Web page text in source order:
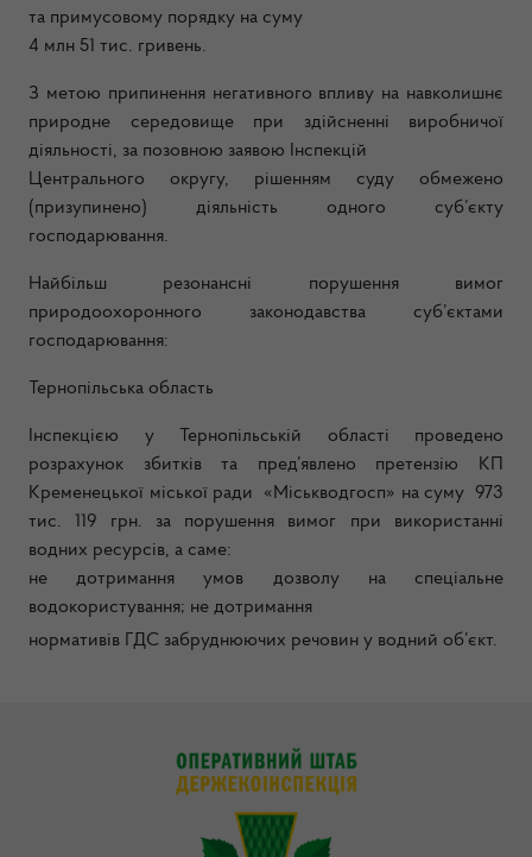
та примусовому порядку на суму
4 млн 51 тис. гривень.
З метою припинення негативного впливу на навколишнє
природне середовище при здійсненні виробничої
діяльності, за позовною заявою Інспекцій
Центрального округу, рішенням суду обмежено
(призупинено) діяльність одного суб’єкту
господарювання.
Найбільш резонансні порушення вимог
природоохоронного законодавства суб’єктами
господарювання:
Тернопільська область
Інспекцією у Тернопільській області проведено
розрахунок збитків та пред’явлено претензію КП
Кременецької міської ради «Міськводгосп» на суму 973
тис. 119 грн. за порушення вимог при використанні
водних ресурсів, а саме:
не дотримання умов дозволу на спеціальне
водокористування; не дотримання
нормативів ГДС забруднюючих речовин у водний об’єкт.